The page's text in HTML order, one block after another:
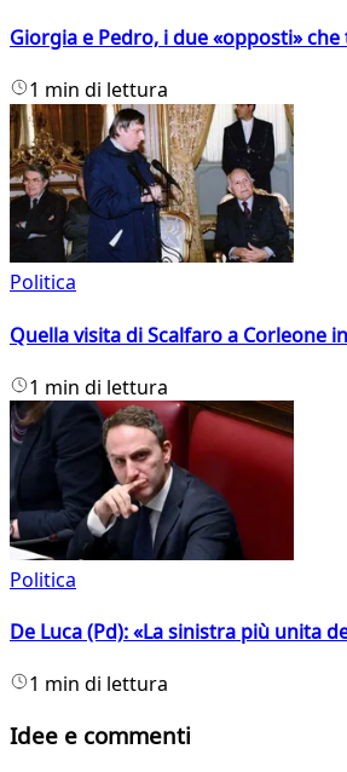
Giorgia e Pedro, i due «opposti»
1 min di lettura
Politica
Quella visita di Scalfaro a Corleone
1 min di lettura
Politica
De Luca (Pd): «La sinistra più unita
1 min di lettura
Idee e commenti